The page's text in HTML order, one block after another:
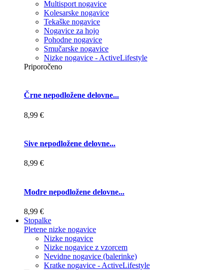
Multisport nogavice
Kolesarske nogavice
Tekaške nogavice
Nogavice za hojo
Pohodne nogavice
Smučarske nogavice
Nizke nogavice - ActiveLifestyle
Priporočeno
Črne nepodložene delovne...
8,99 €
Sive nepodložene delovne...
8,99 €
Modre nepodložene delovne...
8,99 €
Stopalke
Pletene nizke nogavice
Nizke nogavice
Nizke nogavice z vzorcem
Nevidne nogavice (balerinke)
Kratke nogavice - ActiveLifestyle